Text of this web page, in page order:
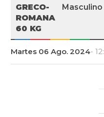
GRECO-
ROMANA
60 KG
Masculino
Martes 06 Ago. 2024-